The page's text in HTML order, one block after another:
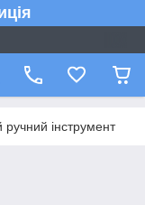
інструмент